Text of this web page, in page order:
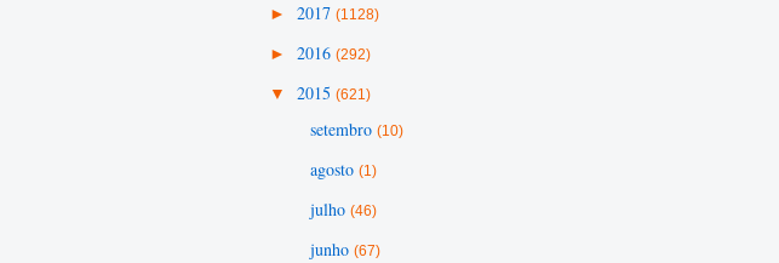
► 2017 (1128)
► 2016 (292)
▼ 2015 (621)
setembro (10)
agosto (1)
julho (46)
junho (67)